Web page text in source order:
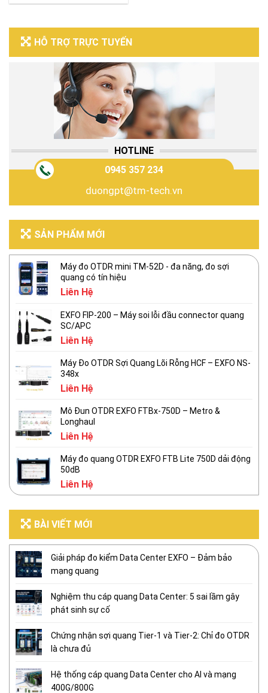
HỖ TRỢ TRỰC TUYẾN
HOTLINE
0945 357 234
duongpt@tm-tech.vn
SẢN PHẨM MỚI
Máy đo OTDR mini TM-52D - đa năng, đo sợi
quang có tín hiệu
Liên Hệ
EXFO FIP-200 – Máy soi lỗi đầu connector quang
SC/APC
Liên Hệ
Máy Đo OTDR Sợi Quang Lõi Rỗng HCF – EXFO NS-
348x
Liên Hệ
Mô Đun OTDR EXFO FTBx-750D – Metro &
Longhaul
Liên Hệ
Máy đo quang OTDR EXFO FTB Lite 750D dải động
50dB
Liên Hệ
BÀI VIẾT MỚI
Giải pháp đo kiểm Data Center EXFO – Đảm bảo
mạng quang
Nghiệm thu cáp quang Data Center: 5 sai lầm gây
phát sinh sự cố
Chứng nhận sợi quang Tier-1 và Tier-2: Chỉ đo OTDR
là chưa đủ
Hệ thống cáp quang Data Center cho AI và mạng
400G/800G